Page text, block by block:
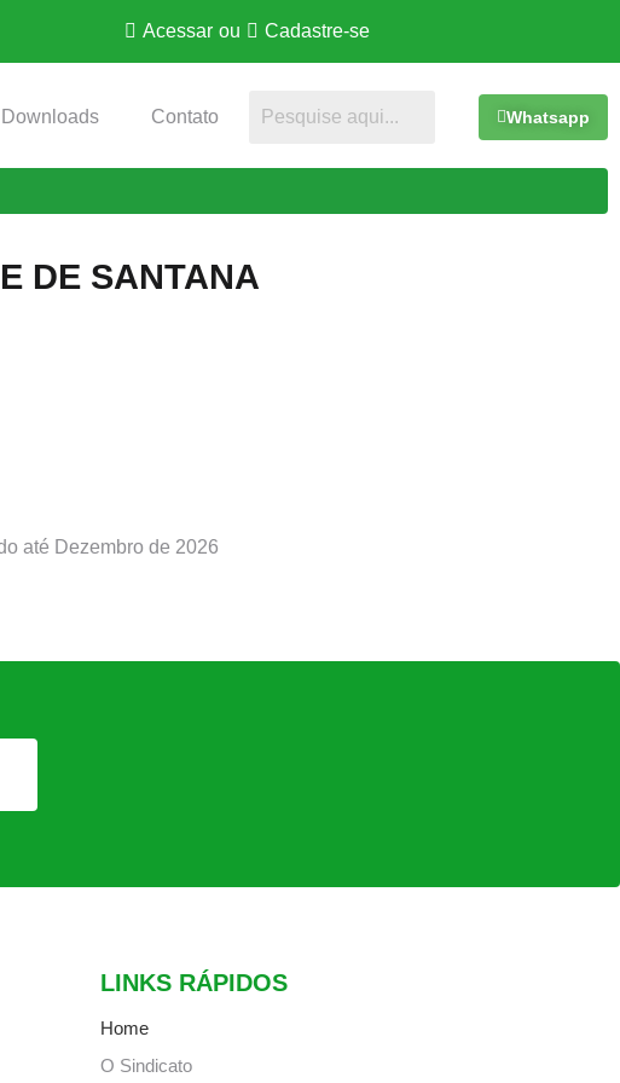
Acessar ou Cadastre-se
Downloads Contato Whatsapp
DE SANTANA
até Dezembro de 2026
LINKS RÁPIDOS
Home
O Sindicato